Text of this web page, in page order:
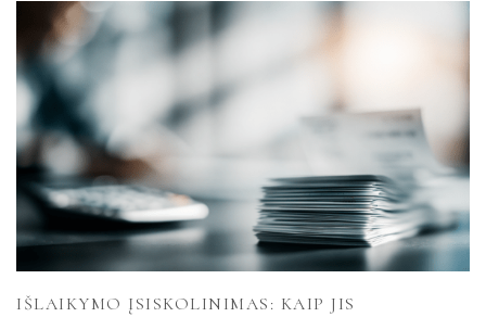
IŠLAIKYMO ĮSISKOLINIMAS: KAIP JIS